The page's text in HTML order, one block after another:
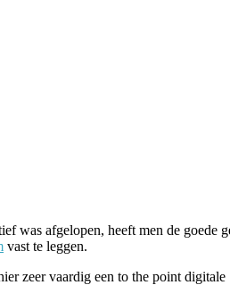
was afgelopen, heeft men de goede
vast te leggen.
zeer vaardig een to the point digitale